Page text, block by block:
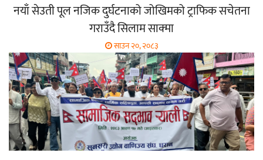
नयाँ सेउती पूल नजिक दुर्घटनाको जोखिमको ट्राफिक सचेतना
गराउँदै सिलाम साक्मा
साउन २०, २०८३